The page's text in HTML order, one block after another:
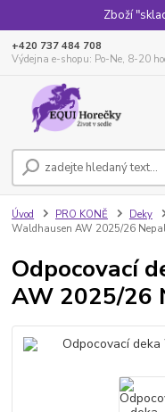
Zboží
+420 737 484 708
Výdejna e-shopu: Po-Ne, 8-20
Úvod PRO KONĚ Deky
Waldhausen AW 2025/26
Odpocovací
AW 2025/26